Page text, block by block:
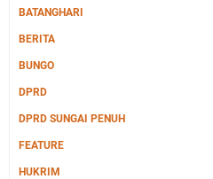
BATANGHARI
BERITA
BUNGO
DPRD
DPRD SUNGAI PENUH
FEATURE
HUKRIM